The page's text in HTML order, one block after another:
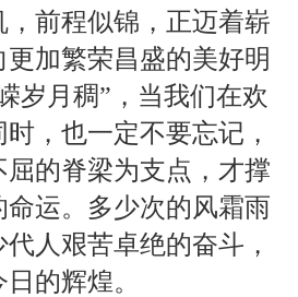
前程似锦，正迈着崭
加繁荣昌盛的美好明
岁月稠”，当我们在欢
，也一定不要忘记，
的脊梁为支点，才撑
运。多少次的风霜雨
人艰苦卓绝的奋斗，
的辉煌。